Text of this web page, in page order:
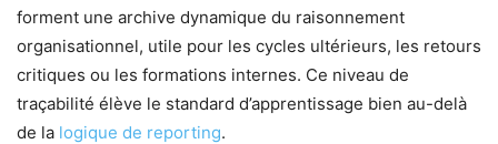
forment une archive dynamique du raisonnement
organisationnel, utile pour les cycles ultérieurs, les retours
critiques ou les formations internes. Ce niveau de
traçabilité élève le standard d’apprentissage bien au-delà
de la logique de reporting.